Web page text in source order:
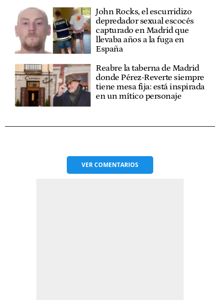
John Rocks, el escurridizo
depredador sexual escocés
capturado en Madrid que
llevaba años a la fuga en
España
Reabre la taberna de Madrid
donde Pérez-Reverte siempre
tiene mesa fija: está inspirada
en un mítico personaje
VERCOMENTARIOS